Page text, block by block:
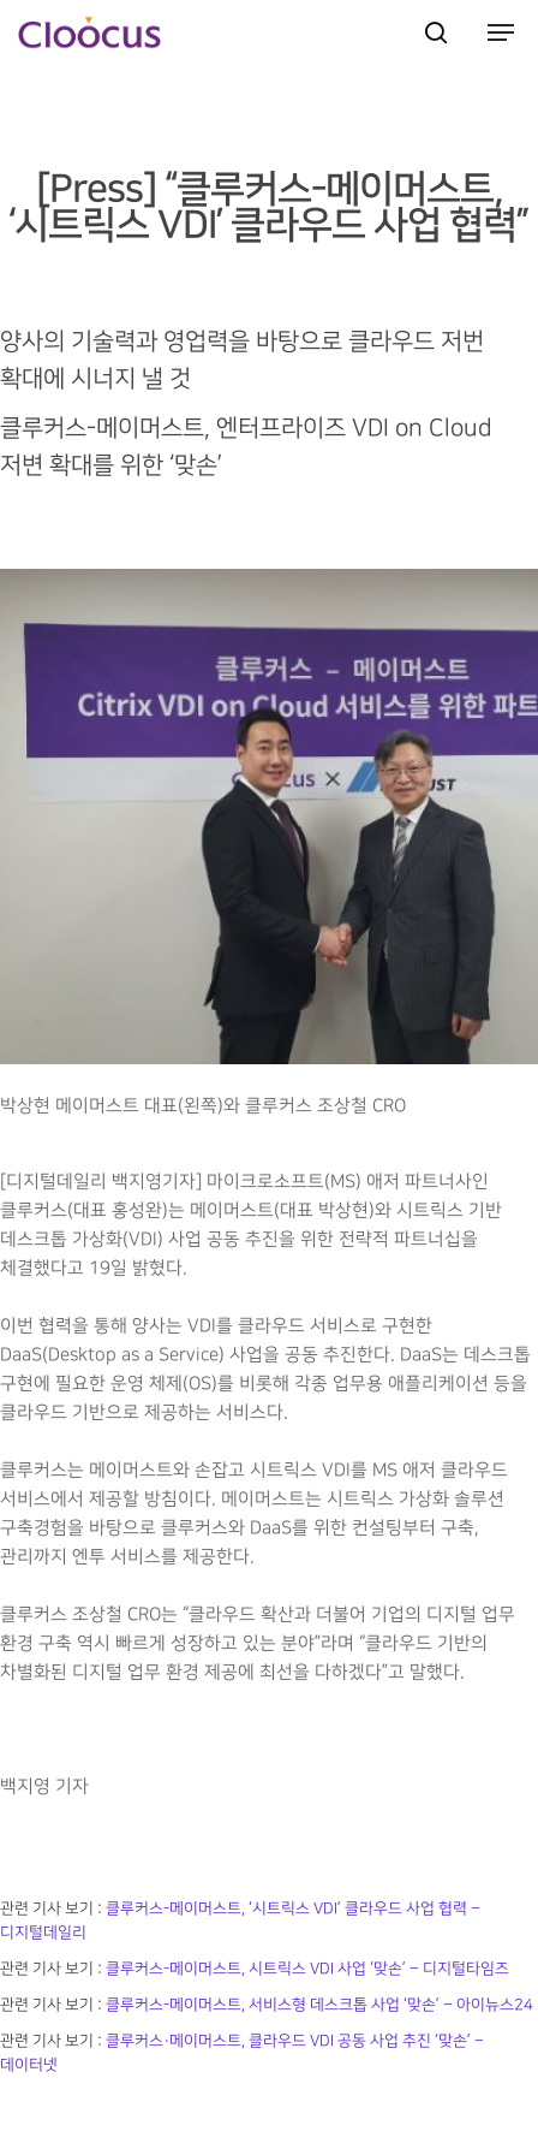
[Press] “클루커스-메이머스트,
‘시트릭스 VDI’ 클라우드 사업 협력”
양사의 기술력과 영업력을 바탕으로 클라우드 저번
확대에 시너지 낼 것
클루커스-메이머스트, 엔터프라이즈 VDI on Cloud
저변 확대를 위한 ‘맞손’
박상현 메이머스트 대표(왼쪽)와 클루커스 조상철 CRO
[디지털데일리 백지영기자] 마이크로소프트(MS) 애저 파트너사인
클루커스(대표 홍성완)는 메이머스트(대표 박상현)와 시트릭스 기반
데스크톱 가상화(VDI) 사업 공동 추진을 위한 전략적 파트너십을
체결했다고 19일 밝혔다.
이번 협력을 통해 양사는 VDI를 클라우드 서비스로 구현한
DaaS(Desktop as a Service) 사업을 공동 추진한다. DaaS는 데스크톱
구현에 필요한 운영 체제(OS)를 비롯해 각종 업무용 애플리케이션 등을
클라우드 기반으로 제공하는 서비스다.
클루커스는 메이머스트와 손잡고 시트릭스 VDI를 MS 애저 클라우드
서비스에서 제공할 방침이다. 메이머스트는 시트릭스 가상화 솔루션
구축경험을 바탕으로 클루커스와 DaaS를 위한 컨설팅부터 구축,
관리까지 엔투 서비스를 제공한다.
클루커스 조상철 CRO는 “클라우드 확산과 더불어 기업의 디지털 업무
환경 구축 역시 빠르게 성장하고 있는 분야”라며 “클라우드 기반의
차별화된 디지털 업무 환경 제공에 최선을 다하겠다”고 말했다.
백지영 기자
관련 기사 보기 :클루커스-메이머스트, ‘시트릭스 VDI’ 클라우드 사업 협력 –
디지털데일리
관련 기사 보기 :클루커스-메이머스트, 시트릭스 VDI 사업 ‘맞손’ – 디지털타임즈
관련 기사 보기 :클루커스-메이머스트, 서비스형 데스크톱 사업 ‘맞손’ – 아이뉴스24
관련 기사 보기 :클루커스·메이머스트, 클라우드 VDI 공동 사업 추진 ‘맞손’ –
데이터넷